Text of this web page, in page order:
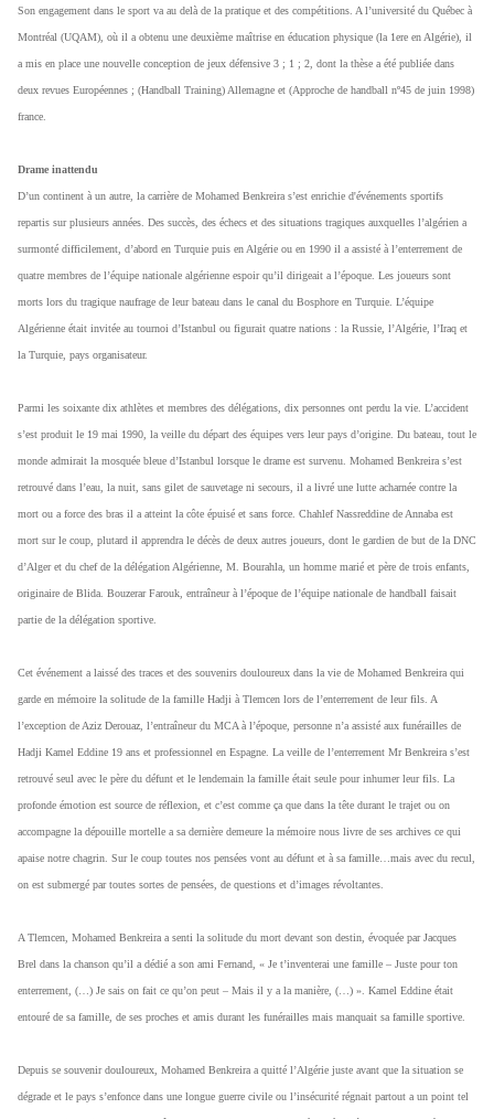
Son engagement dans le sport va au delà de la pratique et des compétitions. A l’université du Québec à
Montréal (UQAM), où il a obtenu une deuxième maîtrise en éducation physique (la 1ere en Algérie), il
a mis en place une nouvelle conception de jeux défensive 3 ; 1 ; 2, dont la thèse a été publiée dans
deux revues Européennes ; (Handball Training) Allemagne et (Approche de handball nº45 de juin 1998)
france.
Drame inattendu
D’un continent à un autre, la carrière de Mohamed Benkreira s’est enrichie d'événements sportifs
repartis sur plusieurs années. Des succès, des échecs et des situations tragiques auxquelles l’algérien a
surmonté difficilement, d’abord en Turquie puis en Algérie ou en 1990 il a assisté à l’enterrement de
quatre membres de l’équipe nationale algérienne espoir qu’il dirigeait a l’époque. Les joueurs sont
morts lors du tragique naufrage de leur bateau dans le canal du Bosphore en Turquie. L’équipe
Algérienne était invitée au tournoi d’Istanbul ou figurait quatre nations : la Russie, l’Algérie, l’Iraq et
la Turquie, pays organisateur.
Parmi les soixante dix athlètes et membres des délégations, dix personnes ont perdu la vie. L’accident
s’est produit le 19 mai 1990, la veille du départ des équipes vers leur pays d’origine. Du bateau, tout le
monde admirait la mosquée bleue d’Istanbul lorsque le drame est survenu. Mohamed Benkreira s’est
retrouvé dans l’eau, la nuit, sans gilet de sauvetage ni secours, il a livré une lutte acharnée contre la
mort ou a force des bras il a atteint la côte épuisé et sans force. Chahlef Nassreddine de Annaba est
mort sur le coup, plutard il apprendra le décès de deux autres joueurs, dont le gardien de but de la DNC
d’Alger et du chef de la délégation Algérienne, M. Bourahla, un homme marié et père de trois enfants,
originaire de Blida. Bouzerar Farouk, entraîneur à l’époque de l’équipe nationale de handball faisait
partie de la délégation sportive.
Cet événement a laissé des traces et des souvenirs douloureux dans la vie de Mohamed Benkreira qui
garde en mémoire la solitude de la famille Hadji à Tlemcen lors de l’enterrement de leur fils. A
l’exception de Aziz Derouaz, l’entraîneur du MCA à l’époque, personne n’a assisté aux funérailles de
Hadji Kamel Eddine 19 ans et professionnel en Espagne. La veille de l’enterrement Mr Benkreira s’est
retrouvé seul avec le père du défunt et le lendemain la famille était seule pour inhumer leur fils. La
profonde émotion est source de réflexion, et c’est comme ça que dans la tête durant le trajet ou on
accompagne la dépouille mortelle a sa dernière demeure la mémoire nous livre de ses archives ce qui
apaise notre chagrin. Sur le coup toutes nos pensées vont au défunt et à sa famille…mais avec du recul,
on est submergé par toutes sortes de pensées, de questions et d’images révoltantes.
A Tlemcen, Mohamed Benkreira a senti la solitude du mort devant son destin, évoquée par Jacques
Brel dans la chanson qu’il a dédié a son ami Fernand, « Je t’inventerai une famille – Juste pour ton
enterrement, (…) Je sais on fait ce qu’on peut – Mais il y a la manière, (…) ». Kamel Eddine était
entouré de sa famille, de ses proches et amis durant les funérailles mais manquait sa famille sportive.
Depuis se souvenir douloureux, Mohamed Benkreira a quitté l’Algérie juste avant que la situation se
dégrade et le pays s’enfonce dans une longue guerre civile ou l’insécurité régnait partout a un point tel